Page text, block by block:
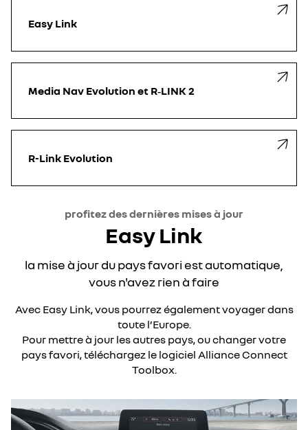
Easy Link
Media Nav Evolution et R‑LINK 2
R-Link Evolution
profitez des dernières mises à jour
Easy Link
la mise à jour du pays favori est automatique,
vous n'avez rien à faire
Avec Easy Link, vous pourrez également voyager dans
toute l’Europe.
Pour mettre à jour les autres pays, ou changer votre
pays favori, téléchargez le logiciel Alliance Connect
Toolbox.